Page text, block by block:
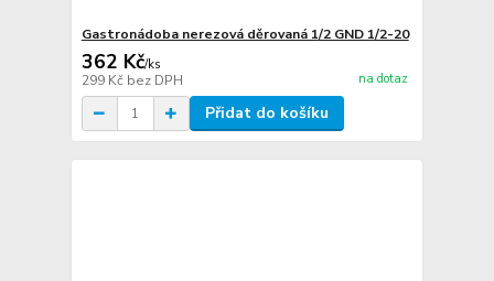
Gastronádoba nerezová děrovaná 1/2 GND 1/2-20
362 Kč/ks
299 Kč bez DPH na dotaz
Přidat do košíku